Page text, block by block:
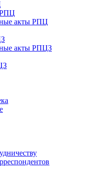
РПЦ
акты РПЦ
акты РПЦЗ